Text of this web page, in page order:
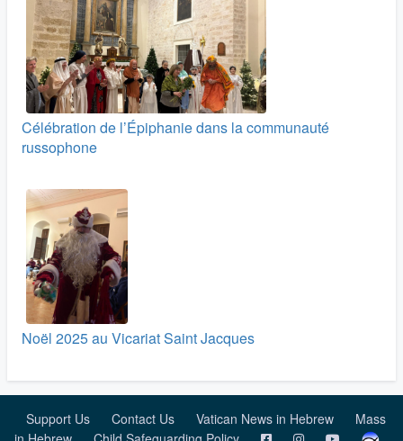
Célébration de l’Épiphanie dans la communauté
russophone
Noël 2025 au Vicariat Saint Jacques
Support Us Contact Us Vatican News in Hebrew
Mass